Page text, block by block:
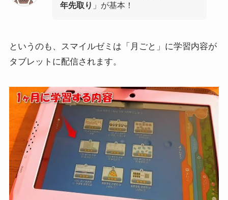
年先取り 」が基本！
というのも、スマイルゼミは「月ごと」に学習内容が
タブレットに配信されます。